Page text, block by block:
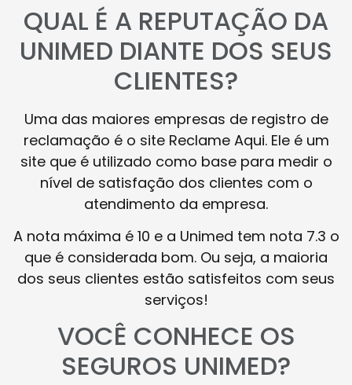
QUAL É A REPUTAÇÃO DA
UNIMED DIANTE DOS SEUS
CLIENTES?
Uma das maiores empresas de registro de
reclamação é o site Reclame Aqui. Ele é um
site que é utilizado como base para medir o
nível de satisfação dos clientes com o
atendimento da empresa.
A nota máxima é 10 e a Unimed tem nota 7.3 o
que é considerada bom. Ou seja, a maioria
dos seus clientes estão satisfeitos com seus
serviços!
VOCÊ CONHECE OS
SEGUROS UNIMED?